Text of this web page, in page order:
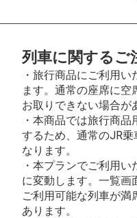
列車に関するご
・旅行商品にご利用
ます。通常の座席に
お取りできない場合が
・本商品では旅行商
するため、通常のJR
なります。
・本プランでご利用
に変動します。一覧画
ご利用可能な列車が満
あります。